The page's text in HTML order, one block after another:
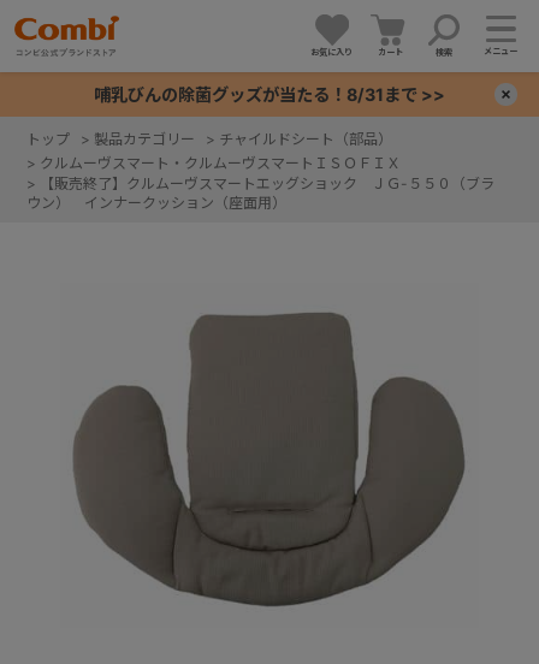
お気に入り カート 検索 メニュー
哺乳びんの除菌グッズが当たる！8/31まで >>
トップ > 製品カテゴリー > チャイルドシート（部品）
> クルムーヴスマート・クルムーヴスマートＩＳＯＦＩＸ
>
【販売終了】クルムーヴスマートエッグショック ＪＧ-５５０（ブラ
ウン） インナークッション（座面用）